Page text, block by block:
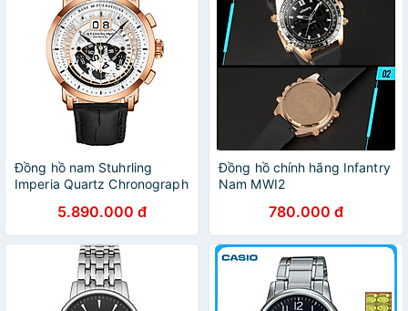
Đồng hồ nam Stuhrling
Imperia Quartz Chronograph
5.890.000 đ
Đồng hồ chính hãng Infantry
Nam MWI2
780.000 đ